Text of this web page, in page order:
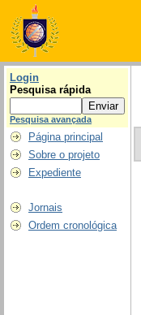
Login
Pesquisa rápida
Pesquisa avançada
Página principal
Sobre o projeto
Expediente
Jornais
Ordem cronológica